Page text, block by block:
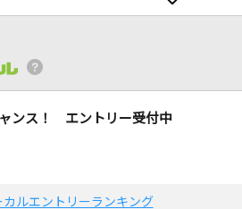
ンス！ エントリー受付中
ルエントリーランキング